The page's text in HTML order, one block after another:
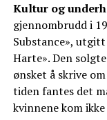
Kultur og
gjennombrudd i
Substance»,
Harte». Den
ønsket å skrive
tiden fantes det
kvinnene kom